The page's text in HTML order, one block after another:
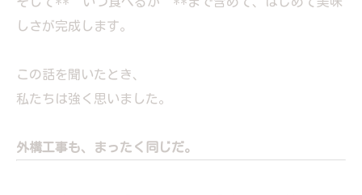
しさが完成します。
この話を聞いたとき、
私たちは強く思いました。
外構工事も、まったく同じだ。